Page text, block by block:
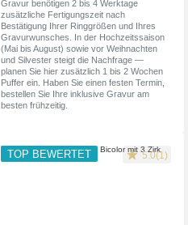
Gravur benötigen 2 bis 4 Werktage
zusätzliche Fertigungszeit nach
Bestätigung Ihrer Ringgrößen und Ihres
Gravurwunsches. In der Hochzeitssaison
(Mai bis August) sowie vor Weihnachten
und Silvester steigt die Nachfrage —
planen Sie hier zusätzlich 1 bis 2 Wochen
Puffer ein. Haben Sie einen festen Termin,
bestellen Sie Ihre inklusive Gravur am
besten frühzeitig.
TOP BEWERTET 5.0(1)